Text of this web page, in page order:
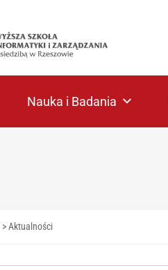
Nauka i Badania
>Aktualności